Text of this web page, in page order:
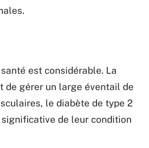
est considérable. La
de gérer un large éventail de
le diabète de type 2
significative de leur condition